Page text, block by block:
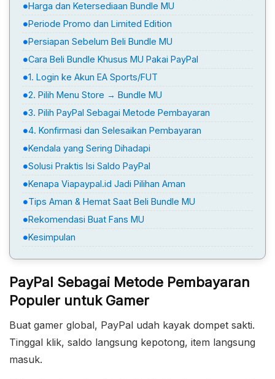
Harga dan Ketersediaan Bundle MU
Periode Promo dan Limited Edition
Persiapan Sebelum Beli Bundle MU
Cara Beli Bundle Khusus MU Pakai PayPal
1. Login ke Akun EA Sports/FUT
2. Pilih Menu Store → Bundle MU
3. Pilih PayPal Sebagai Metode Pembayaran
4. Konfirmasi dan Selesaikan Pembayaran
Kendala yang Sering Dihadapi
Solusi Praktis Isi Saldo PayPal
Kenapa Viapaypal.id Jadi Pilihan Aman
Tips Aman & Hemat Saat Beli Bundle MU
Rekomendasi Buat Fans MU
Kesimpulan
PayPal Sebagai Metode Pembayaran
Populer untuk Gamer
Buat gamer global, PayPal udah kayak dompet sakti.
Tinggal klik, saldo langsung kepotong, item langsung
masuk.